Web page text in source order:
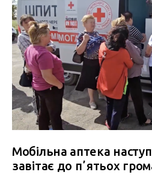
Мобільна аптека
завітає до пʼятьох